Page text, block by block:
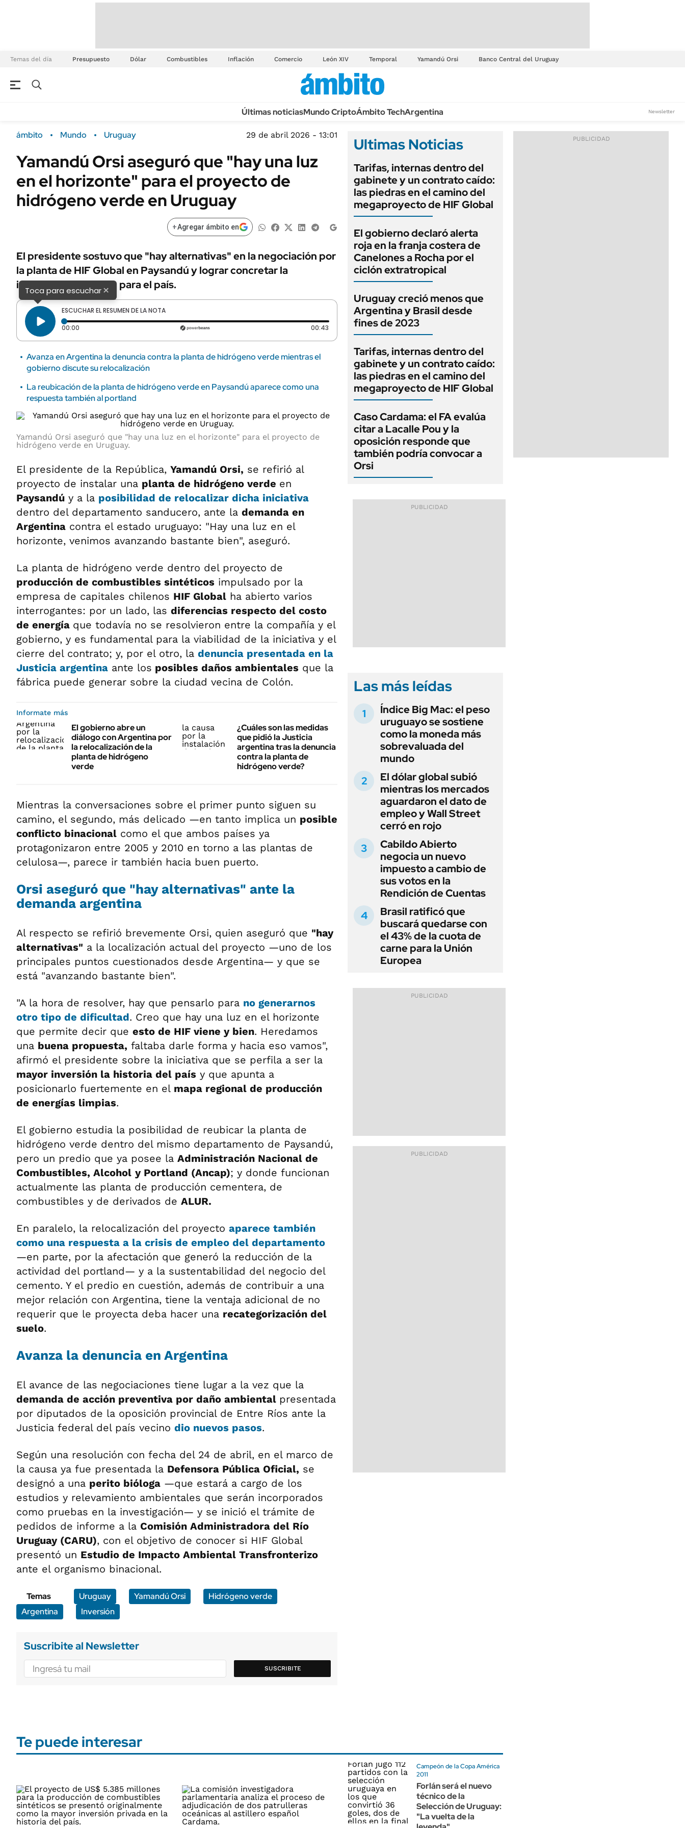
Temas del día Presupuesto Dólar Combustibles Inflación Comercio León XIV Temporal Yamandú Orsi Banco Central del Uruguay
Últimas noticiasMundo CriptoÁmbito TechArgentina Newsletter
ámbito Mundo Uruguay 29 de abril 2026 - 13:01
Yamandú Orsi aseguró que "hay una luz
en el horizonte" para el proyecto de
hidrógeno verde en Uruguay
+Agregar ámbito en
El presidente sostuvo que "hay alternativas" en la negociación por
la planta de HIF Global en Paysandú y lograr concretar la
importante inversión para el país.
Toca para escuchar×
ESCUCHAR EL RESUMEN DE LA NOTA
00:00 Tiempo transcurrido: 0 segundos 00:43 Duración: 43 segundos
Avanza en Argentina la denuncia contra la planta de hidrógeno verde mientras el
gobierno discute su relocalización
La reubicación de la planta de hidrógeno verde en Paysandú aparece como una
respuesta también al portland
Yamandú Orsi aseguró que "hay una luz en el horizonte" para el proyecto de
hidrógeno verde en Uruguay.
El presidente de la República, Yamandú Orsi, se refirió al
proyecto de instalar una planta de hidrógeno verde en
Paysandú y a la posibilidad de relocalizar dicha iniciativa
dentro del departamento sanducero, ante la demanda en
Argentina contra el estado uruguayo: "Hay una luz en el
horizonte, venimos avanzando bastante bien", aseguró.
La planta de hidrógeno verde dentro del proyecto de
producción de combustibles sintéticos impulsado por la
empresa de capitales chilenos HIF Global ha abierto varios
interrogantes: por un lado, las diferencias respecto del costo
de energía que todavía no se resolvieron entre la compañía y el
gobierno, y es fundamental para la viabilidad de la iniciativa y el
cierre del contrato; y, por el otro, la denuncia presentada en la
Justicia argentina ante los posibles daños ambientales que la
fábrica puede generar sobre la ciudad vecina de Colón.
Informate más
El gobierno abre un
diálogo con Argentina por
la relocalización de la
planta de hidrógeno
verde
¿Cuáles son las medidas
que pidió la Justicia
argentina tras la denuncia
contra la planta de
hidrógeno verde?
Mientras la conversaciones sobre el primer punto siguen su
camino, el segundo, más delicado —en tanto implica un posible
conflicto binacional como el que ambos países ya
protagonizaron entre 2005 y 2010 en torno a las plantas de
celulosa—, parece ir también hacia buen puerto.
Orsi aseguró que "hay alternativas" ante la
demanda argentina
Al respecto se refirió brevemente Orsi, quien aseguró que "hay
alternativas" a la localización actual del proyecto —uno de los
principales puntos cuestionados desde Argentina— y que se
está "avanzando bastante bien".
"A la hora de resolver, hay que pensarlo para no generarnos
otro tipo de dificultad. Creo que hay una luz en el horizonte
que permite decir que esto de HIF viene y bien. Heredamos
una buena propuesta, faltaba darle forma y hacia eso vamos",
afirmó el presidente sobre la iniciativa que se perfila a ser la
mayor inversión la historia del país y que apunta a
posicionarlo fuertemente en el mapa regional de producción
de energías limpias.
El gobierno estudia la posibilidad de reubicar la planta de
hidrógeno verde dentro del mismo departamento de Paysandú,
pero un predio que ya posee la Administración Nacional de
Combustibles, Alcohol y Portland (Ancap); y donde funcionan
actualmente las planta de producción cementera, de
combustibles y de derivados de ALUR.
En paralelo, la relocalización del proyecto aparece también
como una respuesta a la crisis de empleo del departamento
—en parte, por la afectación que generó la reducción de la
actividad del portland— y a la sustentabilidad del negocio del
cemento. Y el predio en cuestión, además de contribuir a una
mejor relación con Argentina, tiene la ventaja adicional de no
requerir que le proyecta deba hacer una recategorización del
suelo.
Avanza la denuncia en Argentina
El avance de las negociaciones tiene lugar a la vez que la
demanda de acción preventiva por daño ambiental presentada
por diputados de la oposición provincial de Entre Ríos ante la
Justicia federal del país vecino dio nuevos pasos.
Según una resolución con fecha del 24 de abril, en el marco de
la causa ya fue presentada la Defensora Pública Oficial, se
designó a una perito bióloga —que estará a cargo de los
estudios y relevamiento ambientales que serán incorporados
como pruebas en la investigación— y se inició el trámite de
pedidos de informe a la Comisión Administradora del Río
Uruguay (CARU), con el objetivo de conocer si HIF Global
presentó un Estudio de Impacto Ambiental Transfronterizo
ante el organismo binacional.
Temas Uruguay Yamandú Orsi
Hidrógeno verde
Argentina
Inversión
Suscribite al Newsletter
SUSCRIBITE
Ultimas Noticias
Tarifas, internas dentro del
gabinete y un contrato caído:
las piedras en el camino del
megaproyecto de HIF Global
El gobierno declaró alerta
roja en la franja costera de
Canelones a Rocha por el
ciclón extratropical
Uruguay creció menos que
Argentina y Brasil desde
fines de 2023
Tarifas, internas dentro del
gabinete y un contrato caído:
las piedras en el camino del
megaproyecto de HIF Global
Caso Cardama: el FA evalúa
citar a Lacalle Pou y la
oposición responde que
también podría convocar a
Orsi
Las más leídas
Índice Big Mac: el peso
uruguayo se sostiene
como la moneda más
sobrevaluada del
mundo
El dólar global subió
mientras los mercados
aguardaron el dato de
empleo y Wall Street
cerró en rojo
Cabildo Abierto
negocia un nuevo
impuesto a cambio de
sus votos en la
Rendición de Cuentas
Brasil ratificó que
buscará quedarse con
el 43% de la cuota de
carne para la Unión
Europea
Te puede interesar
Campeón de la Copa América
2011
Forlán será el nuevo
técnico de la
Selección de Uruguay:
"La vuelta de la